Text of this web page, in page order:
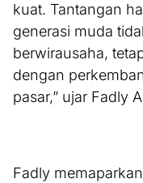
kuat. Tantangan
generasi muda
berwirausaha,
dengan
pasar,” ujar Fadly
Fadly